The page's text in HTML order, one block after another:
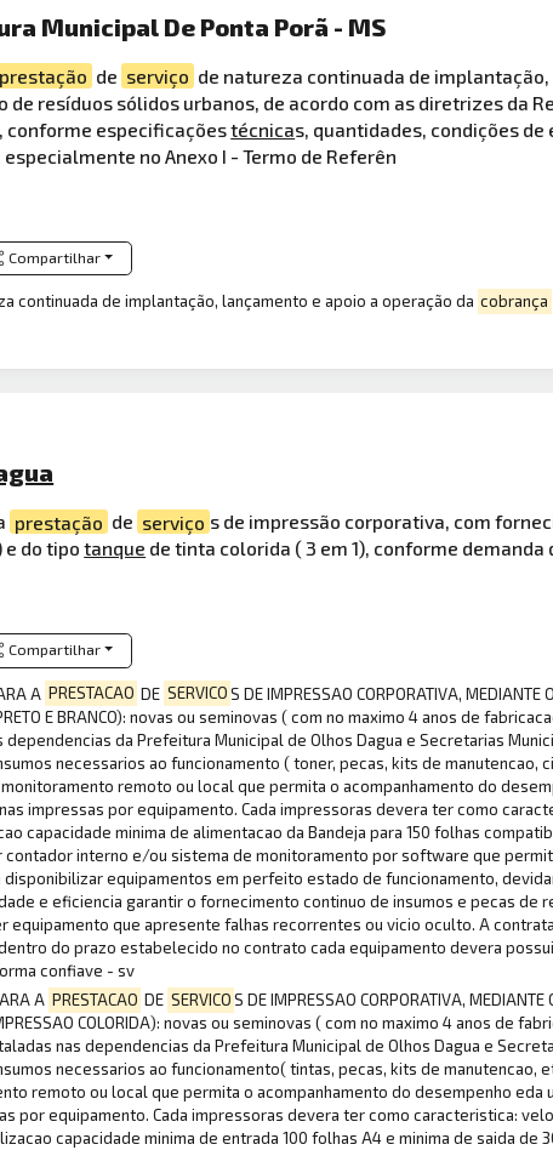
Municipal De Ponta Porã - MS
prestação de serviço de natureza continuada de
de resíduos sólidos urbanos, de acordo com as diretrizes da
conforme especificaçõestécnicas, quantidades, condições
no Anexo I - Termo de Referên
Compartilhar
continuada de implantação, lançamento e apoio a operação da cobrança
prestação de serviço s de impressão corporativa, com
e do tipotanque de tinta colorida ( 3 em 1), conforme demanda
Compartilhar
A PRESTACAO DE SERVICOS DE IMPRESSAO CORPORATIVA, MEDIANTE
( PRETO E BRANCO): novas ou seminovas ( com no maximo 4 anos de
da Prefeitura Municipal de Olhos Dagua e Secretarias
necessarios ao funcionamento ( toner, pecas, kits de manutencao,
remoto ou local que permita o acompanhamento do
impressas por equipamento. Cada impressoras devera ter como
capacidade minima de alimentacao da Bandeja para 150 folhas
interno e/ou sistema de monitoramento por software que
equipamentos em perfeito estado de funcionamento,
e eficiencia garantir o fornecimento continuo de insumos e pecas de
equipamento que apresente falhas recorrentes ou vicio oculto. A
do prazo estabelecido no contrato cada equipamento devera
confiave - sv
A PRESTACAO DE SERVICOS DE IMPRESSAO CORPORATIVA, MEDIANTE
IMPRESSAO COLORIDA): novas ou seminovas ( com no maximo 4 anos de
nas dependencias da Prefeitura Municipal de Olhos Dagua e
necessarios ao funcionamento( tintas, pecas, kits de manutencao,
remoto ou local que permita o acompanhamento do desempenho eda
por equipamento. Cada impressoras devera ter como caracteristica:
capacidade minima de entrada 100 folhas A4 e minima de saida de